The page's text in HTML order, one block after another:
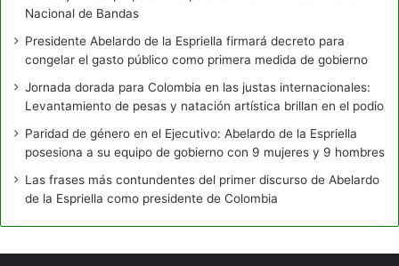
Nacional de Bandas
Presidente Abelardo de la Espriella firmará decreto para
congelar el gasto público como primera medida de gobierno
Jornada dorada para Colombia en las justas internacionales:
Levantamiento de pesas y natación artística brillan en el podio
Paridad de género en el Ejecutivo: Abelardo de la Espriella
posesiona a su equipo de gobierno con 9 mujeres y 9 hombres
Las frases más contundentes del primer discurso de Abelardo
de la Espriella como presidente de Colombia